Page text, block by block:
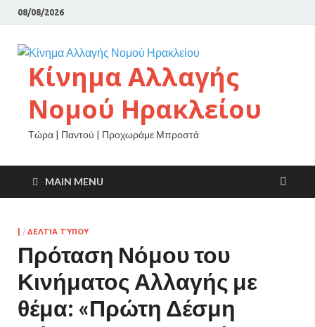
08/08/2026
Κίνημα Αλλαγής
Νομού Ηρακλείου
Τώρα | Παντού | Προχωράμε Μπροστά
MAIN MENU
/ ΔΕΛΤΊΑ ΤΎΠΟΥ
Πρόταση Νόμου του
Κινήματος Αλλαγής με
θέμα: «Πρώτη Δέσμη